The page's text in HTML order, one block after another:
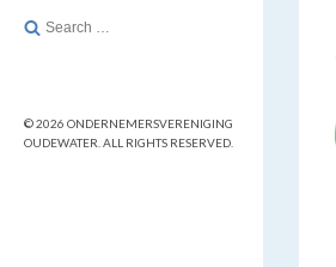
Search
© 2026 ONDERNEMERSVERENIGING
OUDEWATER. ALL RIGHTS RESERVED.